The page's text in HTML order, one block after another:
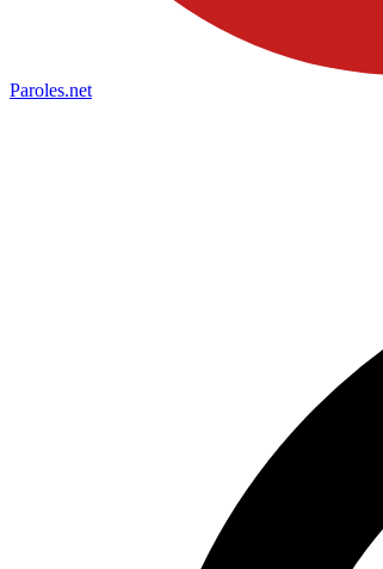
Paroles.net